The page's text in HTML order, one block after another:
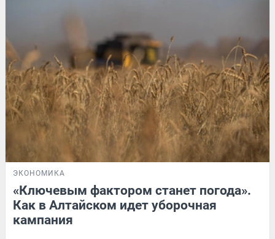
ЭКОНОМИКА
«Ключевым фактором станет погода».
Как в Алтайском идет уборочная
кампания